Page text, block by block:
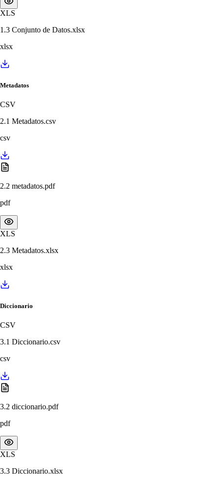
XLS
1.3 Conjunto de Datos.xlsx
xlsx
Metadatos
CSV
2.1 Metadatos.csv
csv
2.2 metadatos.pdf
pdf
XLS
2.3 Metadatos.xlsx
xlsx
Diccionario
CSV
3.1 Diccionario.csv
csv
3.2 diccionario.pdf
pdf
XLS
3.3 Diccionario.xlsx